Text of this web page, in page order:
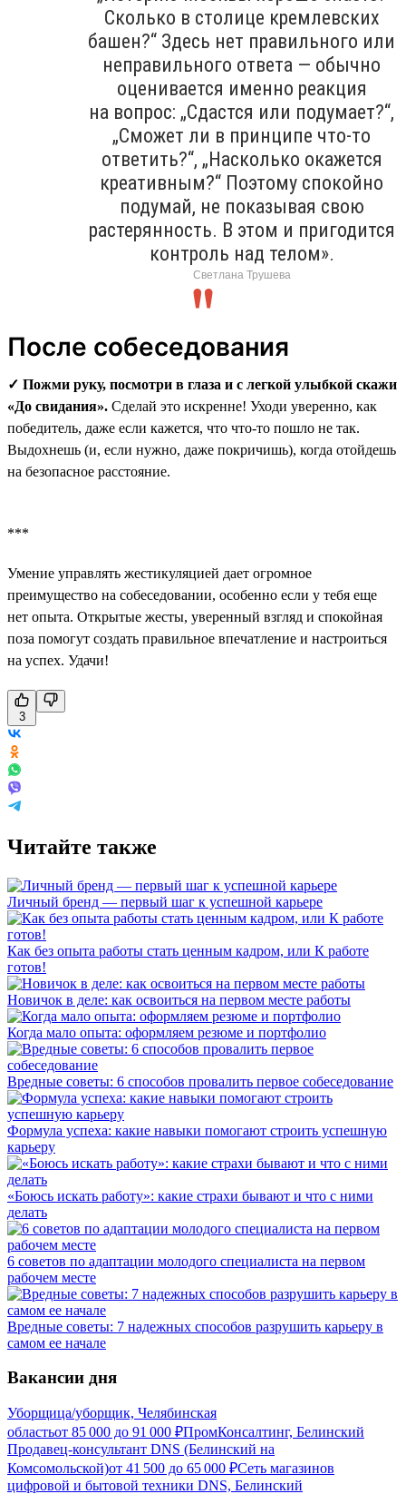
Сколько в столице кремлевских
башен?“ Здесь нет правильного или
неправильного ответа — обычно
оценивается именно реакция
на вопрос: „Сдастся или подумает?“,
„Сможет ли в принципе что-то
ответить?“, „Насколько окажется
креативным?“ Поэтому спокойно
подумай, не показывая свою
растерянность. В этом и пригодится
контроль над телом».
Светлана Трушева
После собеседования
✓ Пожми руку, посмотри в глаза и с легкой улыбкой скажи
«До свидания». Сделай это искренне! Уходи уверенно, как
победитель, даже если кажется, что что-то пошло не так.
Выдохнешь (и, если нужно, даже покричишь), когда отойдешь
на безопасное расстояние.
***
Умение управлять жестикуляцией дает огромное
преимущество на собеседовании, особенно если у тебя еще
нет опыта. Открытые жесты, уверенный взгляд и спокойная
поза помогут создать правильное впечатление и настроиться
на успех. Удачи!
3
Читайте также
Личный бренд — первый шаг к успешной карьере
Как без опыта работы стать ценным кадром, или К работе
готов!
Новичок в деле: как освоиться на первом месте работы
Когда мало опыта: оформляем резюме и портфолио
Вредные советы: 6 способов провалить первое собеседование
Формула успеха: какие навыки помогают строить успешную
карьеру
«Боюсь искать работу»: какие страхи бывают и что с ними
делать
6 советов по адаптации молодого специалиста на первом
рабочем месте
Вредные советы: 7 надежных способов разрушить карьеру в
самом ее начале
Вакансии дня
Уборщица/уборщик, Челябинская
областьот 85 000 до 91 000 ₽ПромКонсалтинг, Белинский
Продавец-консультант DNS (Белинский на
Комсомольской)от 41 500 до 65 000 ₽Сеть магазинов
цифровой и бытовой техники DNS, Белинский